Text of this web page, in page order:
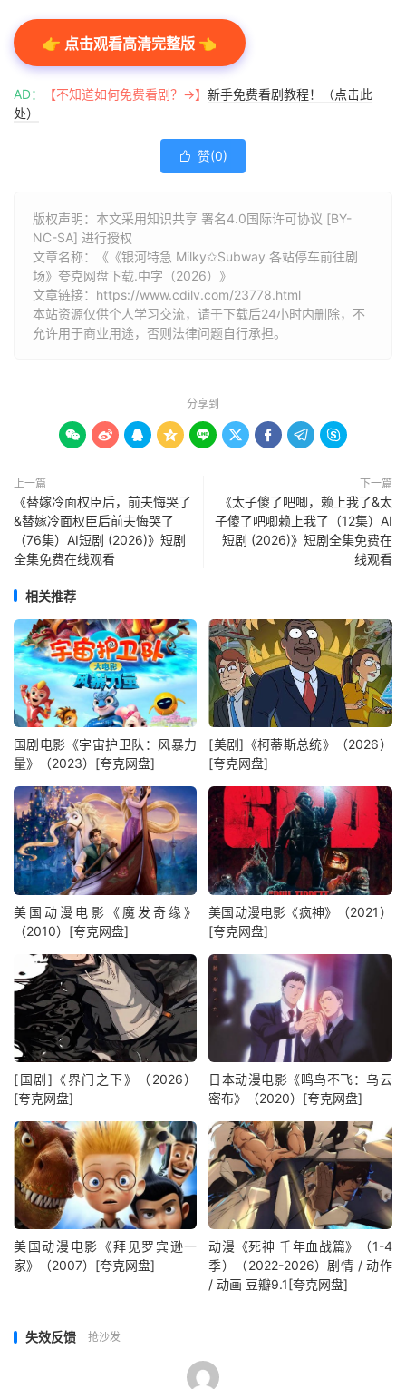
👉 点击观看高清完整版 👈
AD： 【不知道如何免费看剧？→】 新手免费看剧教程！（点击此
处）
 赞(0)
版权声明：本文采用知识共享 署名4.0国际许可协议 [BY-
NC-SA] 进行授权
文章名称：《《银河特急 Milky✩Subway 各站停车前往剧
场》夸克网盘下载.中字（2026）》
文章链接： https://www.cdilv.com/23778.html
本站资源仅供个人学习交流，请于下载后24小时内删除，不
允许用于商业用途，否则法律问题自行承担。
分享到
        
上一篇
《替嫁冷面权臣后，前夫悔哭了
&替嫁冷面权臣后前夫悔哭了
（76集）AI短剧 (2026)》短剧
全集免费在线观看
下一篇
《太子傻了吧唧，赖上我了&太
子傻了吧唧赖上我了（12集）AI
短剧 (2026)》短剧全集免费在
线观看
相关推荐
国剧电影《宇宙护卫队：风暴力
量》（2023）[夸克网盘]
[美剧]《柯蒂斯总统》（2026）
[夸克网盘]
美国动漫电影《魔发奇缘》
（2010）[夸克网盘]
美国动漫电影《疯神》（2021）
[夸克网盘]
[国剧]《界门之下》（2026）
[夸克网盘]
日本动漫电影《鸣鸟不飞：乌云
密布》（2020）[夸克网盘]
美国动漫电影《拜见罗宾逊一
家》（2007）[夸克网盘]
动漫《死神 千年血战篇》（1-4
季）（2022-2026）剧情 / 动作
/ 动画 豆瓣9.1[夸克网盘]
失效反馈 抢沙发